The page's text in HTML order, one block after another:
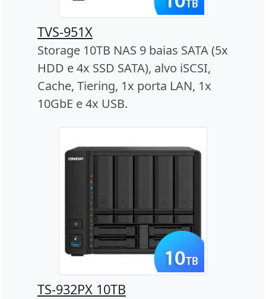
TVS-951X
Storage 10TB NAS 9 baias SATA (5x
HDD e 4x SSD SATA), alvo iSCSI,
Cache, Tiering, 1x porta LAN, 1x
10GbE e 4x USB.
TS-932PX 10TB